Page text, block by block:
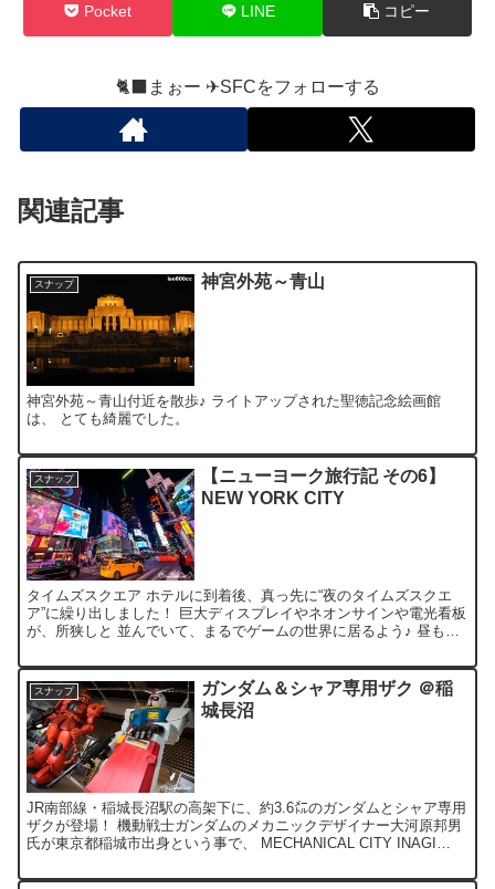
Pocket LINE コピー
🐈‍⬛まぉー ✈︎SFCをフォローする
関連記事
スナップ 神宮外苑～青山
神宮外苑～青山付近を散歩♪ ライトアップされた聖徳記念絵画館
は、 とても綺麗でした。
スナップ
【ニューヨーク旅行記 その6】
NEW YORK CITY
タイムズスクエア ホテルに到着後、真っ先に“夜のタイムズスクエ
ア”に繰り出しました！ 巨大ディスプレイやネオンサインや電光看板
が、所狭しと 並んでいて、まるでゲームの世界に居るよう♪ 昼も夜
スナップ
ガンダム＆シャア専用ザク ＠稲
城長沼
JR南部線・稲城長沼駅の高架下に、約3.6㍍のガンダムとシャア専用
ザクが登場！ 機動戦士ガンダムのメカニックデザイナー大河原邦男
氏が東京都稲城市出身という事で、 MECHANICAL CITY INAGI